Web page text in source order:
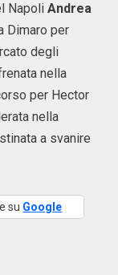
Napoli Andrea
Dimaro per
degli
nella
per Hector
nella
a svanire
su Google